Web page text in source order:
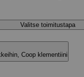
Valitse toimitustapa
Coop klementiini